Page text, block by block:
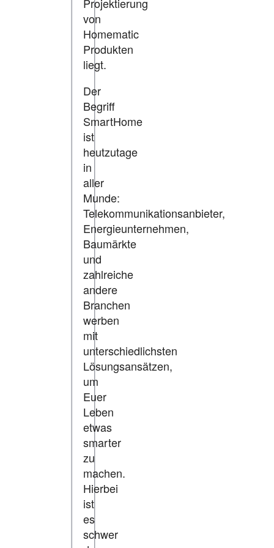
von
Homematic
Produkten
liegt.
Der
Begriff
SmartHome
ist
heutzutage
in
aller
Munde:
Telekommunikationsanbieter,
Energieunternehmen,
Baumärkte
und
zahlreiche
andere
Branchen
werben
mit
unterschiedlichsten
Lösungsansätzen,
um
Euer
Leben
etwas
smarter
zu
machen.
Hierbei
ist
es
schwer